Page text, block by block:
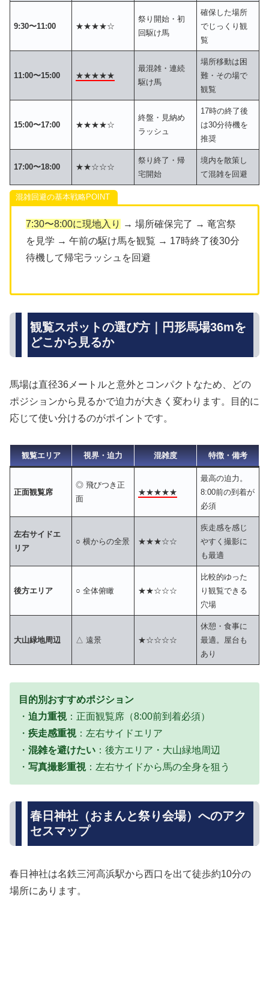
9:30〜11:00 ★★★★☆
祭り開始・初
回駆け馬
確保した場所
でじっくり観
覧
11:00〜15:00 ★★★★★
最混雑・連続
駆け馬
場所移動は困
難・その場で
観覧
15:00〜17:00 ★★★★☆
終盤・見納め
ラッシュ
17時の終了後
は30分待機を
推奨
17:00〜18:00 ★★☆☆☆
祭り終了・帰
宅開始
境内を散策し
て混雑を回避
混雑回避の基本戦略
7:30〜8:00に現地入り
→ 場所確保完了 → 竜宮祭
を見学 → 午前の駆け馬を観覧 → 17時終了後30分
待機して帰宅ラッシュを回避
観覧スポットの選び方｜円形馬場36mを
どこから見るか
馬場は直径36メートルと意外とコンパクトなため、どの
ポジションから見るかで迫力が大きく変わります。目的に
応じて使い分けるのがポイントです。
観覧エリア 視界・迫力 混雑度 特徴・備考
正面観覧席
◎ 飛びつき正
面
★★★★★
最高の迫力。
8:00前の到着が
必須
左右サイドエ
リア
○ 横からの全景 ★★★☆☆
疾走感を感じ
やすく撮影に
も最適
後方エリア ○ 全体俯瞰 ★★☆☆☆
比較的ゆった
り観覧できる
穴場
大山緑地周辺 △ 遠景 ★☆☆☆☆
休憩・食事に
最適。屋台も
あり
目的別おすすめポジション
・ 迫力重視 ：正面観覧席（8:00前到着必須）
・ 疾走感重視 ：左右サイドエリア
・ 混雑を避けたい ：後方エリア・大山緑地周辺
・ 写真撮影重視 ：左右サイドから馬の全身を狙う
春日神社（おまんと祭り会場）へのアク
セスマップ
春日神社は名鉄三河高浜駅から西口を出て徒歩約10分の
場所にあります。